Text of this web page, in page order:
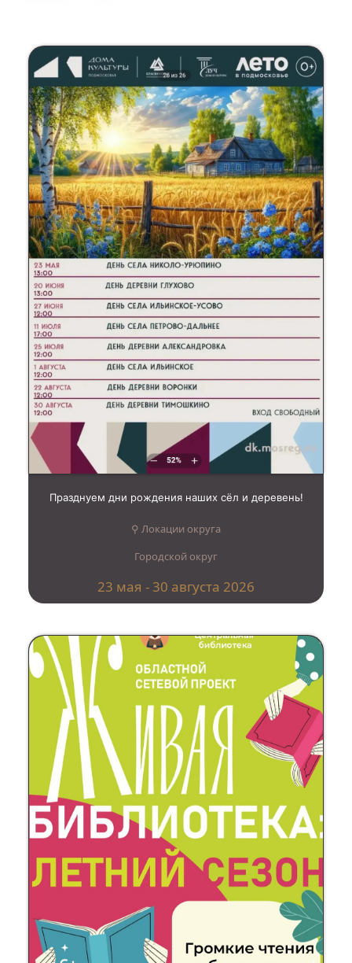
Празднуем дни рождения наших сёл и деревень!
⚲ Локации округа
Городской округ
23 мая - 30 августа 2026